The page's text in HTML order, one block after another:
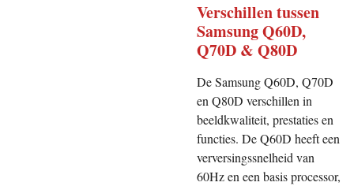
Verschillen tussen
Samsung Q60D,
Q70D & Q80D
De Samsung Q60D, Q70D
en Q80D verschillen in
beeldkwaliteit, prestaties en
functies. De Q60D heeft een
verversingssnelheid van
60Hz en een basis processor,